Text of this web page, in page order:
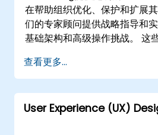
在帮助组织优化、保护和扩展
们的专家顾问提供战略指导和
基础架构和高级操作挑战。 这
式的远程桌面环境进行，使我们
位置直接操作您的基础设施。
户场所或NobleProg在的企业
缝协作和即时应用最佳实践。
查看更多...
User Experience (UX)